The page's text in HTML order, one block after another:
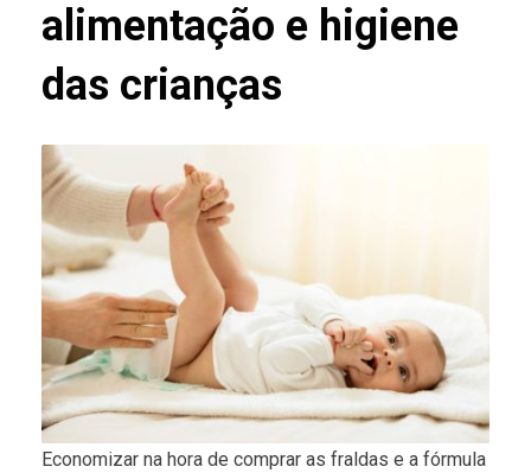
alimentação e higiene
das crianças
Economizar na hora de comprar as fraldas e a fórmula